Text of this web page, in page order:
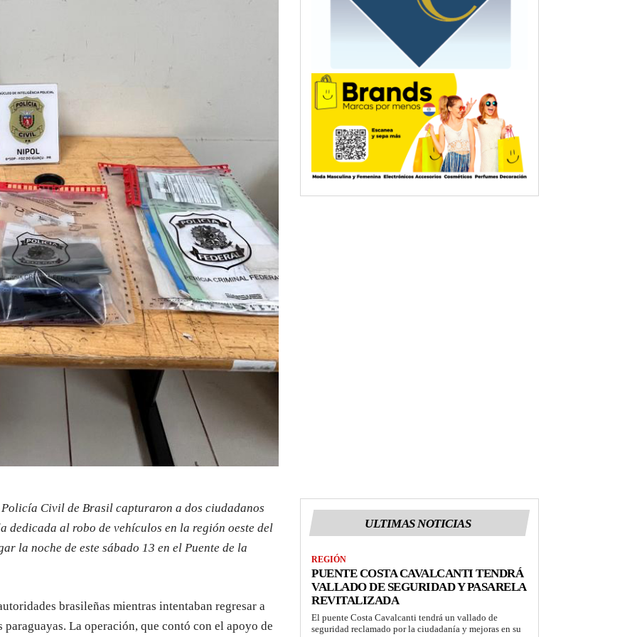
Civil de Brasil capturaron a dos ciudadanos
dedicada al robo de vehículos en la región oeste del
la noche de este sábado 13 en el Puente de la
brasileñas mientras intentaban regresar a
La operación, que contó con el apoyo de
ULTIMAS NOTICIAS
REGIÓN
PUENTE COSTA CAVALCANTI TENDRÁ
VALLADO DE SEGURIDAD Y PASARELA
REVITALIZADA
El puente Costa Cavalcanti tendrá un vallado de
seguridad reclamado por la ciudadanía y mejoras en su